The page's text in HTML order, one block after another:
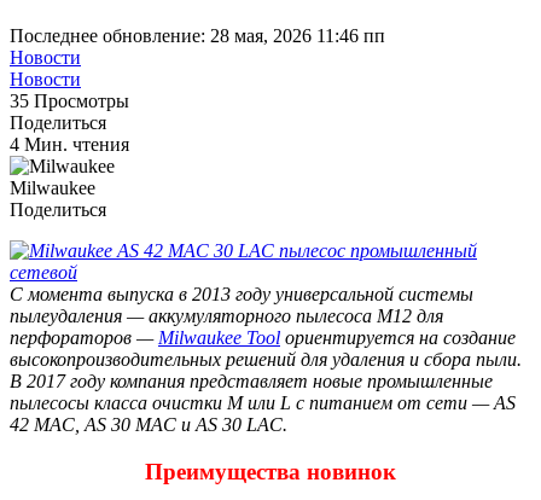
Последнее обновление: 28 мая, 2026 11:46 пп
Новости
Новости
35 Просмотры
Поделиться
4 Мин. чтения
Milwaukee
Поделиться
С момента выпуска в 2013 году универсальной системы
пылеудаления — аккумуляторного пылесоса M12 для
перфораторов — Milwaukee Tool ориентируется на создание
высокопроизводительных решений для удаления и сбора пыли.
В 2017 году компания представляет новые промышленные
пылесосы класса очистки M или L с питанием от сети — AS
42 MAC, AS 30 MAC и AS 30 LAC.
Преимущества новинок